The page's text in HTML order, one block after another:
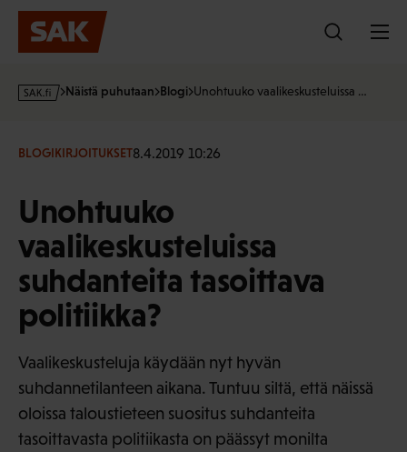
Hyppää
sisältöön
s
·
Näistä puhutaan Blogi Unohtuuko vaalikeskusteluissa …
BLOGIKIRJOITUKSET8.4.2019 10:26
Unohtuuko
vaalikeskusteluissa
suhdanteita tasoittava
politiikka?
Vaalikeskusteluja käydään nyt hyvän
suhdannetilanteen aikana. Tuntuu siltä, että näissä
oloissa taloustieteen suositus suhdanteita
tasoittavasta politiikasta on päässyt monilta